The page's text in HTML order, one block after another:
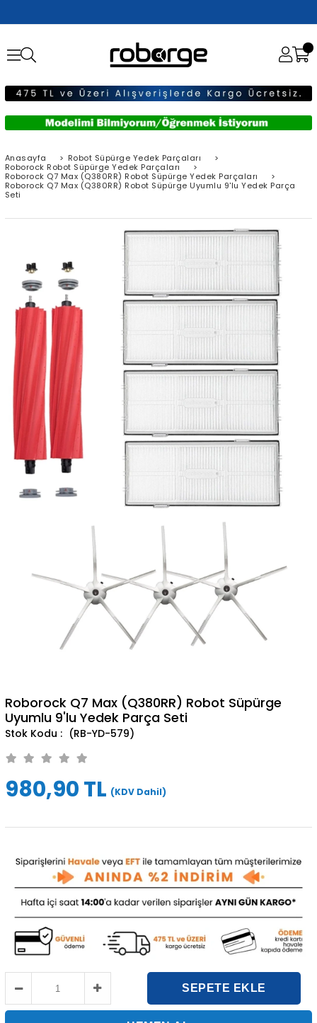
Anasayfa > Robot Süpürge Yedek Parçaları
>
Roborock Robot Süpürge Yedek Parçaları
>
Roborock Q7 Max (Q380RR) Robot Süpürge Yedek Parçaları
>
Roborock Q7 Max (Q380RR) Robot Süpürge Uyumlu 9'lu Yedek Parça
Seti
Roborock Q7 Max (Q380RR) Robot Süpürge
Uyumlu 9'lu Yedek Parça Seti
(RB-YD-579)
980,90 TL (KDV Dahil)